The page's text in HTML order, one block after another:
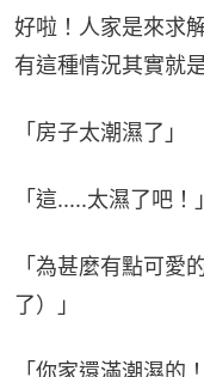
好啦！人家是來求
有這種情況其實就
「房子太潮濕了」
「這.....太濕了吧！」
「為甚麼有點可愛
了）」
「你家還滿潮濕的！